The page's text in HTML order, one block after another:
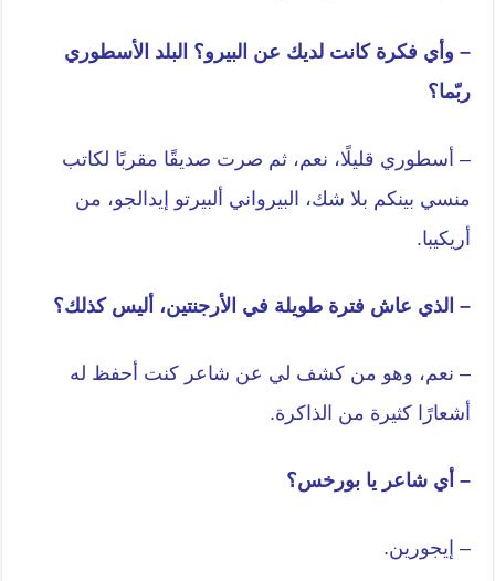
– وأي فكرة كانت لديك عن البيرو؟ البلد الأسطوري
ربّما؟
– أسطوري قليلًا، نعم، ثم صرت صديقًا مقربًا لكاتب
منسي بينكم بلا شك، البيرواني ألبيرتو إيدالجو، من
أريكيبا.
– الذي عاش فترة طويلة في الأرجنتين، أليس كذلك؟
– نعم، وهو من كشف لي عن شاعر كنت أحفظ له
أشعارًا كثيرة من الذاكرة.
– أي شاعر يا بورخس؟
– إيجورين.